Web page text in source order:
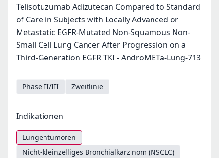
Telisotuzumab Adizutecan Compared to Standard
of Care in Subjects with Locally Advanced or
Metastatic EGFR-Mutated Non-Squamous Non-
Small Cell Lung Cancer After Progression on a
Third-Generation EGFR TKI - AndroMETa-Lung-713
Phase II/III Zweitlinie
Indikationen
Lungentumoren
Nicht-kleinzelliges Bronchialkarzinom (NSCLC)